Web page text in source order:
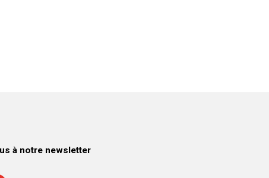
à notre newsletter